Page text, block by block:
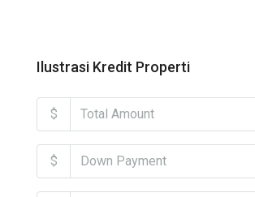
Ilustrasi Kredit Properti
$
$